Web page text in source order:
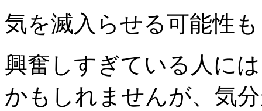
気を滅入らせる可能性も
興奮しすぎている人に
かもしれませんが、気